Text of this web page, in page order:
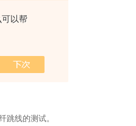
以帮
跳线的测试。